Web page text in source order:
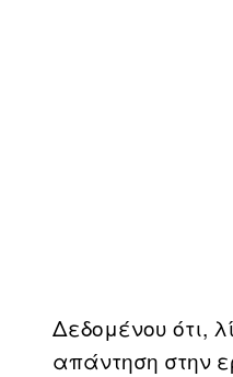
Δεδομένου ότι,
απάντηση στην